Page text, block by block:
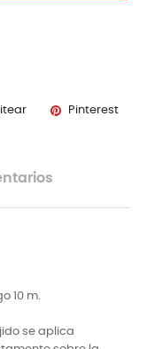
Pinterest
10 m.
se aplica